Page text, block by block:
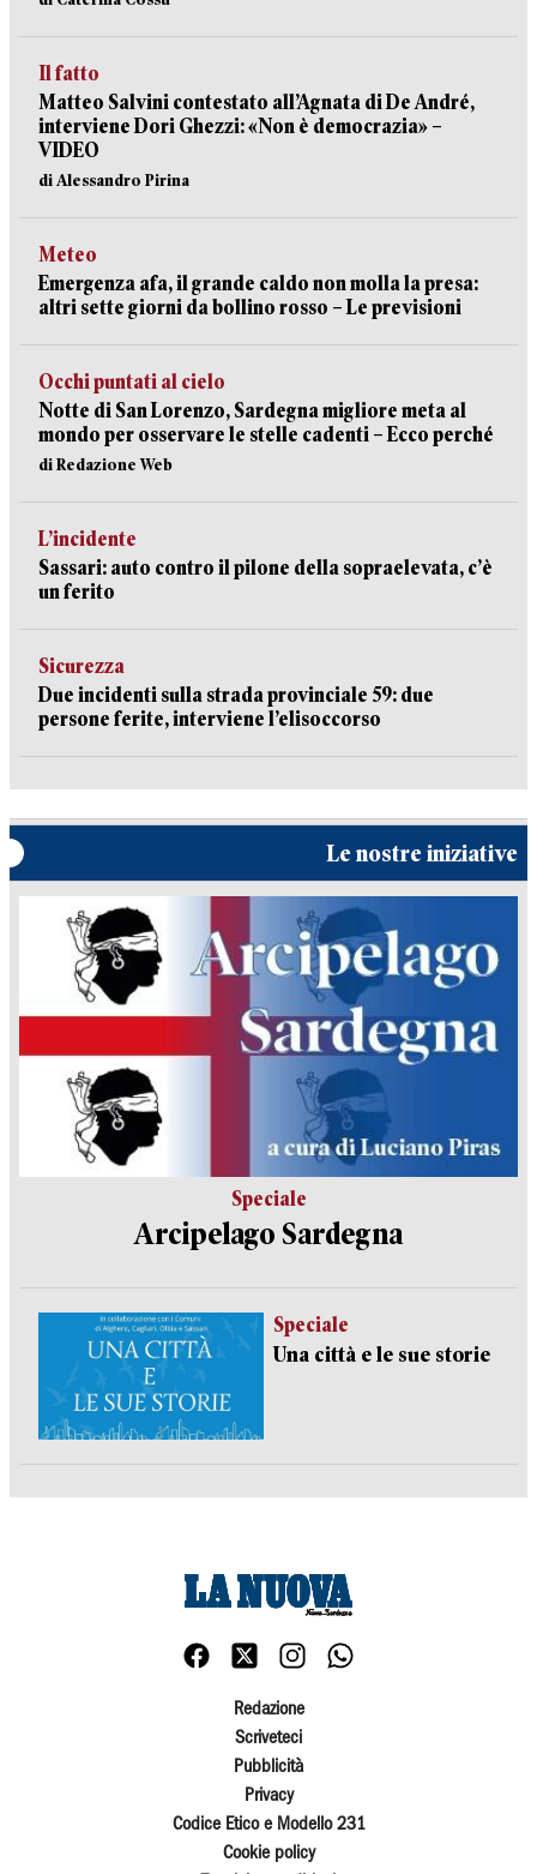
Il fatto
Matteo Salvini contestato all’Agnata di De André,
interviene Dori Ghezzi: «Non è democrazia» –
VIDEO
di Alessandro Pirina
Meteo
Emergenza afa, il grande caldo non molla la presa:
altri sette giorni da bollino rosso – Le previsioni
Occhi puntati al cielo
Notte di San Lorenzo, Sardegna migliore meta al
mondo per osservare le stelle cadenti – Ecco perché
di Redazione Web
L’incidente
Sassari: auto contro il pilone della sopraelevata, c’è
un ferito
Sicurezza
Due incidenti sulla strada provinciale 59: due
persone ferite, interviene l’elisoccorso
Le nostre iniziative
Speciale
Arcipelago Sardegna
Speciale
Una città e le sue storie
Redazione
Scriveteci
Pubblicità
Privacy
Codice Etico e Modello 231
Cookie policy